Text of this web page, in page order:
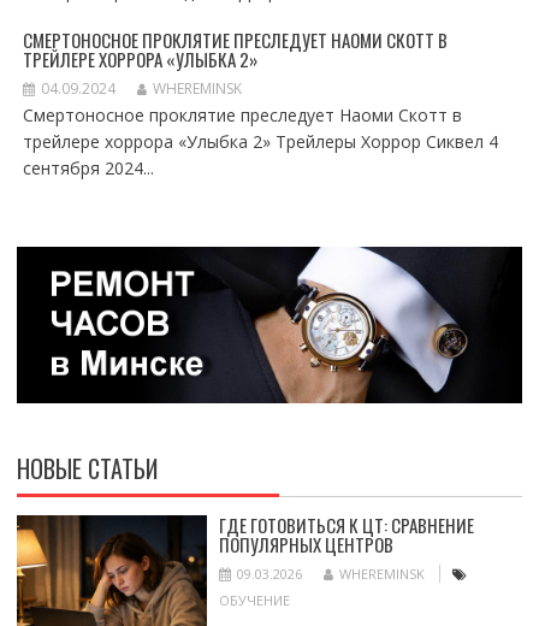
СМЕРТОНОСНОЕ ПРОКЛЯТИЕ ПРЕСЛЕДУЕТ НАОМИ СКОТТ В
ТРЕЙЛЕРЕ ХОРРОРА «УЛЫБКА 2»
04.09.2024 WHEREMINSK
Смертоносное проклятие преследует Наоми Скотт в
трейлере хоррора «Улыбка 2» Трейлеры Хоррор Сиквел 4
сентября 2024...
НОВЫЕ СТАТЬИ
ГДЕ ГОТОВИТЬСЯ К ЦТ: СРАВНЕНИЕ
ПОПУЛЯРНЫХ ЦЕНТРОВ
09.03.2026
WHEREMINSK
ОБУЧЕНИЕ